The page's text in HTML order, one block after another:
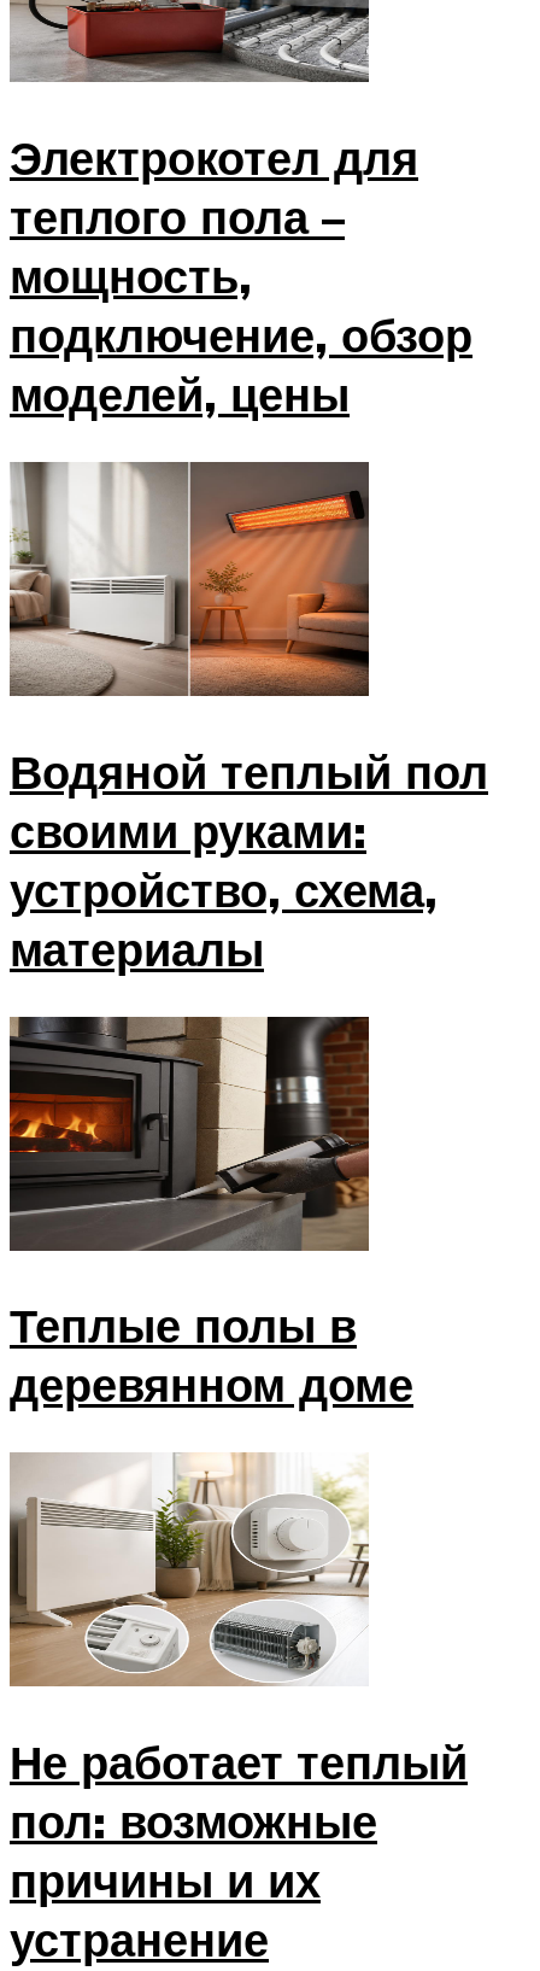
Электрокотел для
теплого пола –
мощность,
подключение, обзор
моделей, цены
Водяной теплый пол
своими руками:
устройство, схема,
материалы
Теплые полы в
деревянном доме
Не работает теплый
пол: возможные
причины и их
устранение